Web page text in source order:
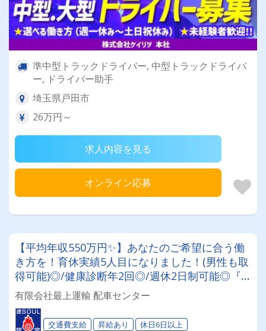
準中型トラックドライバー, 中型トラックドライバ
ー, ドライバー助手
埼玉県戸田市
26万円～
求人内容を見る
オンライン応募
【平均年収550万円✨】あなたのご希望に合う働
き方を！育休実績5人目になりました！(男性も取
得可能)◎/健康診断年2回◎/週休2日制可能◎『2
ｔ、4ｔドライバー』基本手積み手卸しなし。固
定OR歩合！働き方選べます！社長は従業員ファ
ーストの愉快な方なので働きやすい環境です♪
有限会社最上運輸 配車センター
交通費支給 昇給あり 休日6日以上